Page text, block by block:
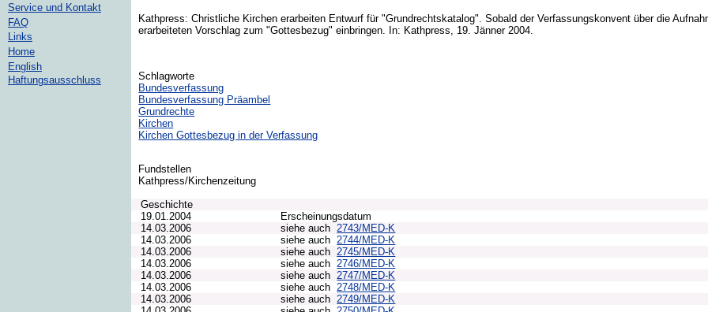
Kathpress: Christliche Kirchen erarbeiten Entwurf für "Grundrechtskatalog". Sobald der Verfassungskonvent über die
erarbeiteten Vorschlag zum "Gottesbezug" einbringen. In: Kathpress, 19. Jänner 2004.
Schlagworte
Bundesverfassung
Bundesverfassung Präambel
Grundrechte
Kirchen
Kirchen Gottesbezug in der Verfassung
Fundstellen
Kathpress/Kirchenzeitung
Geschichte
19.01.2004
Erscheinungsdatum
14.03.2006
siehe auch 2743/MED-K
14.03.2006
siehe auch 2744/MED-K
14.03.2006
siehe auch 2745/MED-K
14.03.2006
siehe auch 2746/MED-K
14.03.2006
siehe auch 2747/MED-K
14.03.2006
siehe auch 2748/MED-K
14.03.2006
siehe auch 2749/MED-K
Service und Kontakt
FAQ
Links
Home
English
Haftungsausschluss